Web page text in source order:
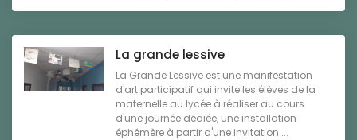
La grande lessive
La Grande Lessive est une manifestation
d'art participatif qui invite les élèves de la
maternelle au lycée à réaliser au cours
d'une journée dédiée, une installation
éphémère à partir d'une invitation ...